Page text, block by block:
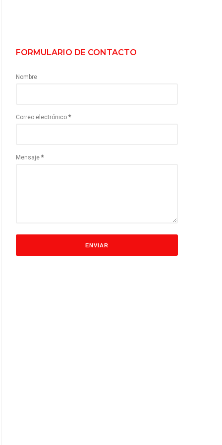
FORMULARIO DE CONTACTO
Nombre
Correo electrónico *
Mensaje *